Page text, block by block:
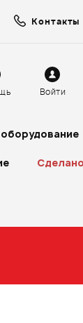
Контакты
Войти